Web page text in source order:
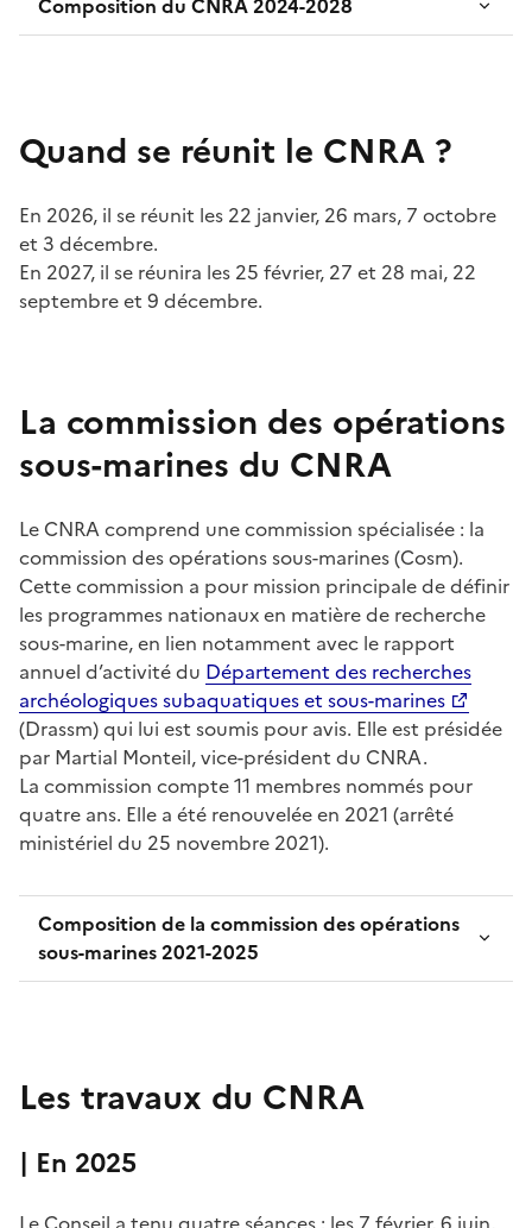
Quand se réunit le CNRA ?
En 2026, il se réunit les 22 janvier, 26 mars, 7 octobre
et 3 décembre.
En 2027, il se réunira les 25 février, 27 et 28 mai, 22
septembre et 9 décembre.
La commission des opérations
sous-marines du CNRA
Le CNRA comprend une commission spécialisée : la
commission des opérations sous-marines (Cosm).
Cette commission a pour mission principale de définir
les programmes nationaux en matière de recherche
sous-marine, en lien notamment avec le rapport
annuel d’activité du Département des recherches
archéologiques subaquatiques et sous-marines
(Drassm) qui lui est soumis pour avis. Elle est présidée
par Martial Monteil, vice-président du CNRA.
La commission compte 11 membres nommés pour
quatre ans. Elle a été renouvelée en 2021 (arrêté
ministériel du 25 novembre 2021).
Composition de la commission des opérations
sous-marines 2021-2025
Les travaux du CNRA
| En 2025